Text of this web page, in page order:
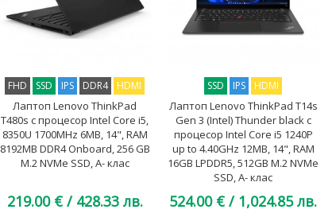
FHD SSD IPS DDR4 HDMI
Лаптоп Lenovo ThinkPad
T480s с процесор Intel Core i5,
8350U 1700MHz 6MB, 14", RAM
8192MB DDR4 Onboard, 256 GB
M.2 NVMe SSD, A- клас
219.00 € / 428.33 лв.
SSD IPS HDMI
Лаптоп Lenovo ThinkPad T14s
Gen 3 (Intel) Thunder black с
процесор Intel Core i5 1240P
up to 4.40GHz 12MB, 14", RAM
16GB LPDDR5, 512GB M.2 NVMe
SSD, A- клас
524.00 €/ 1,024.85 лв.